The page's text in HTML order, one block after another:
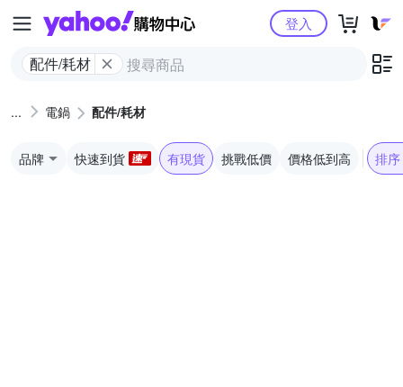
Yahoo購物中心
配件/耗材
登入
電鍋 配件/耗材
品牌 快速到貨 有現貨 挑戰低價 價格低到高 排序